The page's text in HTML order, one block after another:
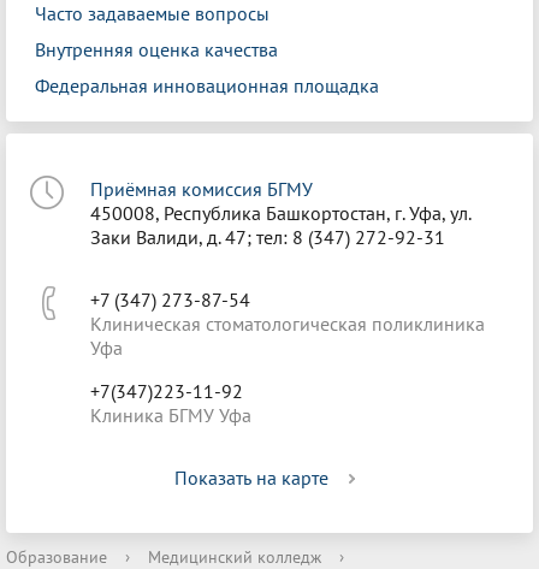
Часто задаваемые вопросы
Внутренняя оценка качества
Федеральная инновационная площадка
Приёмная комиссия БГМУ
450008, Республика Башкортостан, г. Уфа, ул.
Заки Валиди, д. 47; тел: 8 (347) 272-92-31
+7 (347) 273-87-54
Клиническая стоматологическая поликлиника
Уфа
+7(347)223-11-92
Клиника БГМУ Уфа
Показать на карте
Образование › Медицинский колледж
›